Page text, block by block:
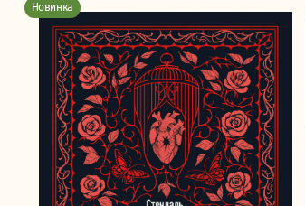
Новинка